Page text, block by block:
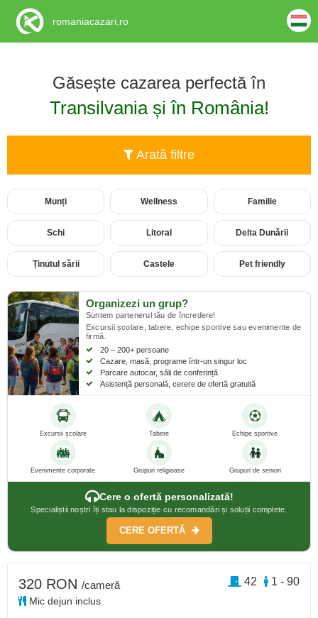
Găsește cazarea perfectă în
Transilvania și în România!
Arată filtre
Munți Wellness Familie
Schi Litoral Delta Dunării
Ținutul sării Castele Pet friendly
Organizezi un grup?
Suntem partenerul tău de încredere!
Excursii școlare, tabere, echipe sportive sau evenimente de
firmă.
20 – 200+ persoane
Cazare, masă, programe într-un singur loc
Parcare autocar, săli de conferință
Asistență personală, cerere de ofertă gratuită
Excursii școlare Tabere Echipe sportive
Evenimente corporate Grupuri religioase Grupuri de seniori
Cere o ofertă personalizată!
Specialiștii noștri îți stau la dispoziție cu recomandări și soluții complete.
CERE OFERTĂ
320 RON /cameră
Mic dejun inclus
1 - 90
42
romaniacazari.ro